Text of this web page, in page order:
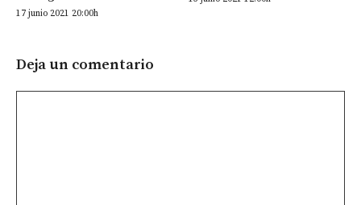
17 junio 2021 20:00h
Deja un comentario